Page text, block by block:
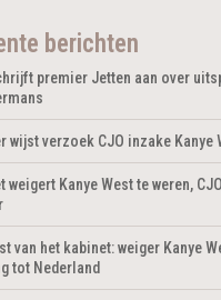
berichten
premier Jetten aan over
wijst verzoek CJO inzake Kanye
weigert Kanye West te weren,
van het kabinet: weiger Kanye
tot Nederland